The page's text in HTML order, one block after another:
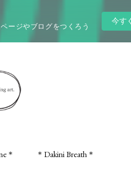
ージやブログをつくろう
今す
＊ ＊Dakini Breath＊